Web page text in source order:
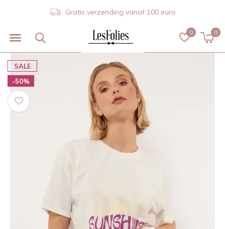
0 0
Gratis verzending vanaf 100 euro
SALE
-50%